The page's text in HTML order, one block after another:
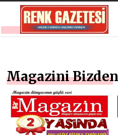
Magazini